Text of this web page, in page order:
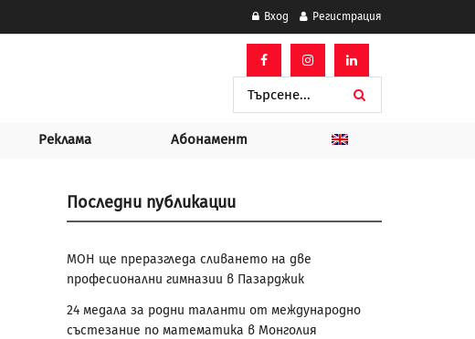
Вход Регистрация
Реклама Абонамент
Последни публикации
МОН ще преразгледа сливането на две
професионални гимназии в Пазарджик
24 медала за родни таланти от международно
състезание по математика в Монголия